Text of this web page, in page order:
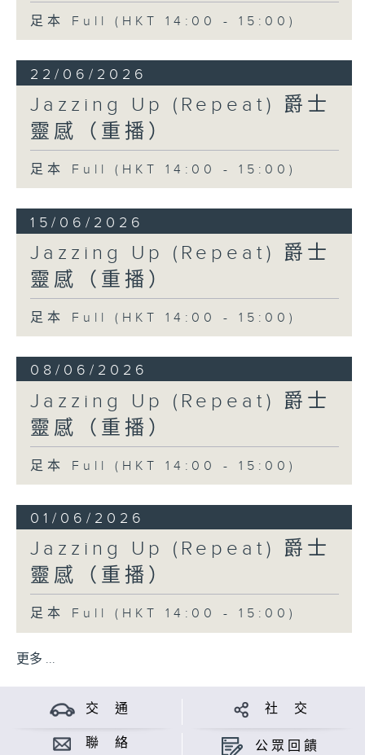
足本 Full (HKT 14:00 - 15:00)
22/06/2026
Jazzing Up (Repeat) 爵士
靈感（重播）
足本 Full (HKT 14:00 - 15:00)
15/06/2026
Jazzing Up (Repeat) 爵士
靈感（重播）
足本 Full (HKT 14:00 - 15:00)
08/06/2026
Jazzing Up (Repeat) 爵士
靈感（重播）
足本 Full (HKT 14:00 - 15:00)
01/06/2026
Jazzing Up (Repeat) 爵士
靈感（重播）
足本 Full (HKT 14:00 - 15:00)
更多 ...
交 通 社 交
聯 絡 公眾回饋